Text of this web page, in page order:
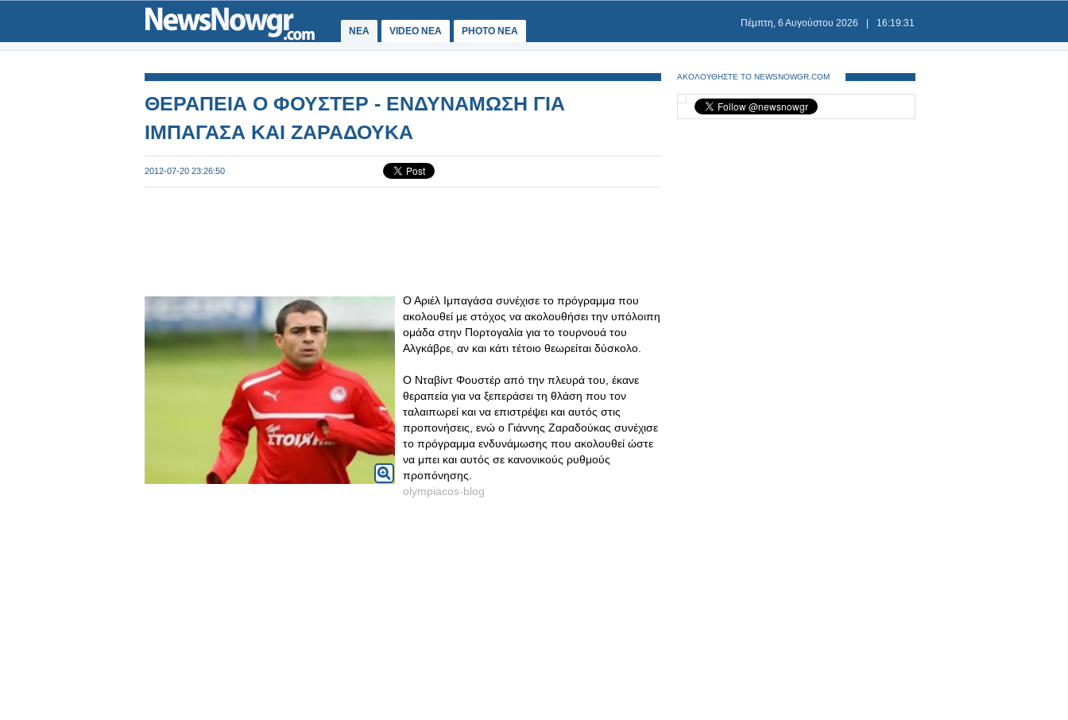
ΝΕΑ VIDEO NEA PHOTO NEA
Πέμπτη, 6 Αυγούστου 2026 16:19:32
ΘΕΡΑΠΕΙΑ Ο ΦΟΥΣΤΕΡ - ΕΝΔΥΝΑΜΩΣΗ ΓΙΑ
ΙΜΠΑΓΑΣΑ ΚΑΙ ΖΑΡΑΔΟΥΚΑ
2012-07-20 23:26:50
Ο Αριέλ Ιμπαγάσα συνέχισε το πρόγραμμα που
ακολουθεί με στόχος να ακολουθήσει την υπόλοιπη
ομάδα στην Πορτογαλία για το τουρνουά του
Αλγκάβρε, αν και κάτι τέτοιο θεωρείται δύσκολο.
Ο Νταβίντ Φουστέρ από την πλευρά του, έκανε
θεραπεία για να ξεπεράσει τη θλάση που τον
ταλαιπωρεί και να επιστρέψει και αυτός στις
προπονήσεις, ενώ ο Γιάννης Ζαραδούκας συνέχισε
το πρόγραμμα ενδυνάμωσης που ακολουθεί ώστε
να μπει και αυτός σε κανονικούς ρυθμούς
προπόνησης.
olympiacos-blog
ΑΚΟΛΟΥΘΗΣΤΕ ΤΟ NEWSNOWGR.COM